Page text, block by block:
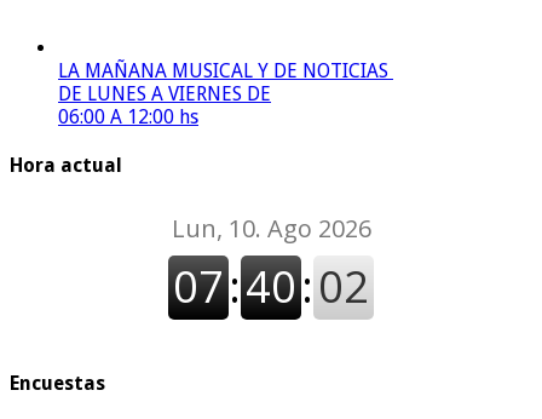
LA MAÑANA MUSICAL Y DE NOTICIAS
DE LUNES A VIERNES DE
06:00 A 12:00 hs
Hora actual
Encuestas